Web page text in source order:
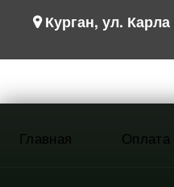
Курган, ул.
Главная Оплата